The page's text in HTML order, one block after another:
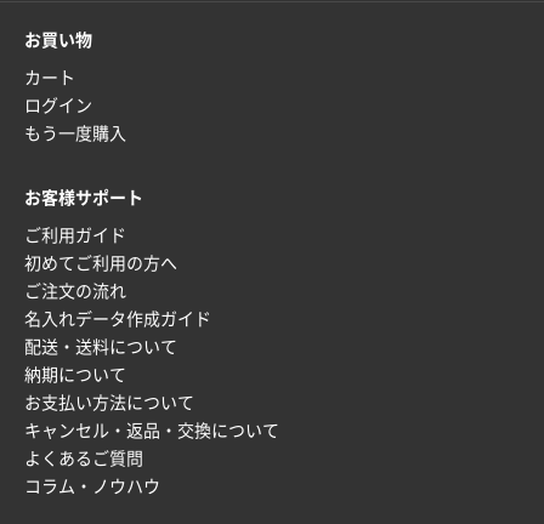
価格と納期が希望に合ったから
ワンポイント箔押し紙袋 M横サイズ(A4対応)
短納期対応が素晴らしい
富山県O社様
uni ジェットストリーム 07
2025年12月09日 14:04
安い、早い
埼玉県G社様
ラミネート紙袋 規格L4サイズ(B4対応)
2025年12月04日 17:34
お買い物
カート
ログイン
もう一度購入
お客様サポート
ご利用ガイド
初めてご利用の方へ
ご注文の流れ
名入れデータ作成ガイド
配送・送料について
納期について
お支払い方法について
キャンセル・返品・交換について
よくあるご質問
コラム・ノウハウ